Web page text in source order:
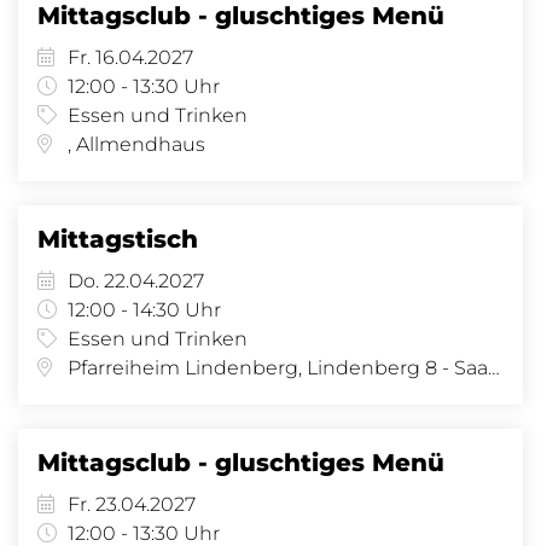
Mittagsclub - gluschtiges Menü
Fr. 16.04.2027
12:00 - 13:30 Uhr
Essen und Trinken
, Allmendhaus
Mittagstisch
Do. 22.04.2027
12:00 - 14:30 Uhr
Essen und Trinken
Pfarreiheim Lindenberg, Lindenberg 8 - Saal, Lindenberg 8, 4058 Basel
Mittagsclub - gluschtiges Menü
Fr. 23.04.2027
12:00 - 13:30 Uhr